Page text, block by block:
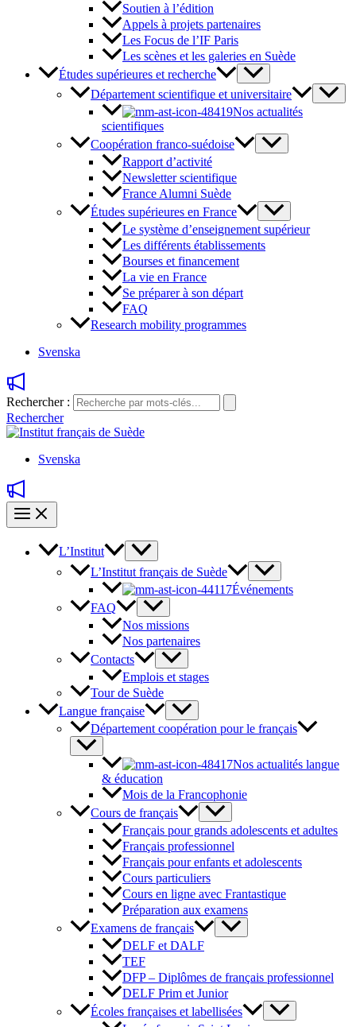
Soutien à l’édition
Appels à projets partenaires
Les Focus de l’IF Paris
Les scènes et les galeries en Suède
Études supérieures et recherche
Département scientifique et universitaire
Nos actualités
scientifiques
Coopération franco-suédoise
Rapport d’activité
Newsletter scientifique
France Alumni Suède
Études supérieures en France
Le système d’enseignement supérieur
Les différents établissements
Bourses et financement
La vie en France
Se préparer à son départ
FAQ
Research mobility programmes
Svenska
Rechercher :
Rechercher
Svenska
L’Institut
L’Institut français de Suède
Événements
FAQ
Nos missions
Nos partenaires
Contacts
Emplois et stages
Tour de Suède
Langue française
Département coopération pour le français
Nos actualités langue
& éducation
Mois de la Francophonie
Cours de français
Français pour grands adolescents et adultes
Français professionnel
Français pour enfants et adolescents
Cours particuliers
Cours en ligne avec Frantastique
Préparation aux examens
Examens de français
DELF et DALF
TEF
DFP – Diplômes de français professionnel
DELF Prim et Junior
Écoles françaises et labellisées